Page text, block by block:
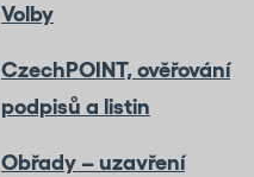
Volby
CzechPOINT, ověřování
podpisů a listin
Obřady – uzavření